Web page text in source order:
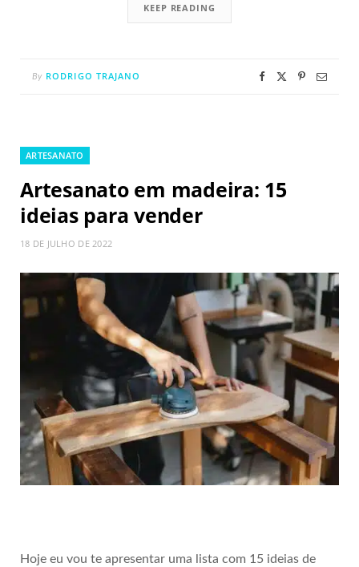
KEEP READING
By RODRIGO TRAJANO
ARTESANATO
Artesanato em madeira: 15
ideias para vender
18 DE JULHO DE 2022
Hoje eu vou te apresentar uma lista com 15 ideias de